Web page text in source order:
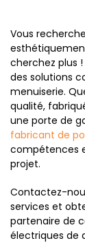
Vous
cherchez plus !
des solutions
menuiserie.
qualité,
une porte de
fabricant de
compétences
projet.
Contactez-
services et
partenaire de
électriques de